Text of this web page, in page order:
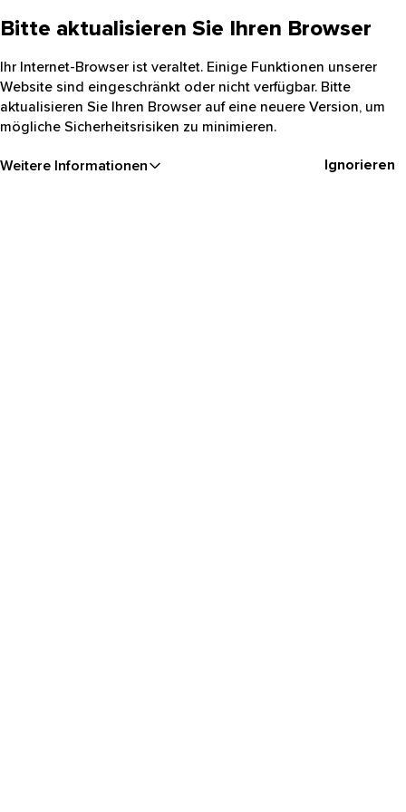
Bitte aktualisieren Sie Ihren Browser
Ihr Internet-Browser ist veraltet. Einige Funktionen unserer
Website sind eingeschränkt oder nicht verfügbar. Bitte
aktualisieren Sie Ihren Browser auf eine neuere Version, um
mögliche Sicherheitsrisiken zu minimieren.
Weitere Informationen Ignorieren